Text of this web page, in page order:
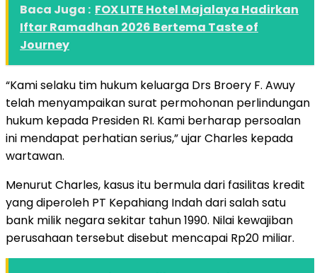
Baca Juga : FOX LITE Hotel Majalaya Hadirkan
Iftar Ramadhan 2026 Bertema Taste of
Journey
“Kami selaku tim hukum keluarga Drs Broery F. Awuy
telah menyampaikan surat permohonan perlindungan
hukum kepada Presiden RI. Kami berharap persoalan
ini mendapat perhatian serius,” ujar Charles kepada
wartawan.
Menurut Charles, kasus itu bermula dari fasilitas kredit
yang diperoleh PT Kepahiang Indah dari salah satu
bank milik negara sekitar tahun 1990. Nilai kewajiban
perusahaan tersebut disebut mencapai Rp20 miliar.